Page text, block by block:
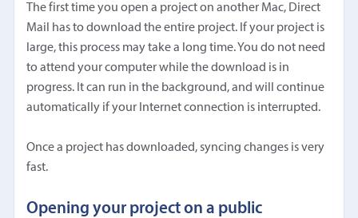
The first time you open a project on another Mac, Direct
Mail has to download the entire project. If your project is
large, this process may take a long time. You do not need
to attend your computer while the download is in
progress. It can run in the background, and will continue
automatically if your Internet connection is interrupted.
Once a project has downloaded, syncing changes is very
fast.
Opening your project on a public